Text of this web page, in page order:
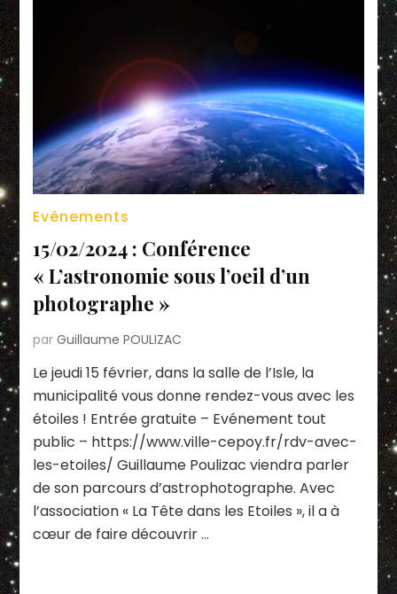
Evénements
15/02/2024 : Conférence
« L’astronomie sous l’oeil d’un
photographe »
parGuillaume POULIZAC
Le jeudi 15 février, dans la salle de l’Isle, la
municipalité vous donne rendez-vous avec les
étoiles ! Entrée gratuite – Evénement tout
public – https://www.ville-cepoy.fr/rdv-avec-
les-etoiles/ Guillaume Poulizac viendra parler
de son parcours d’astrophotographe. Avec
l’association « La Tête dans les Etoiles », il a à
cœur de faire découvrir …